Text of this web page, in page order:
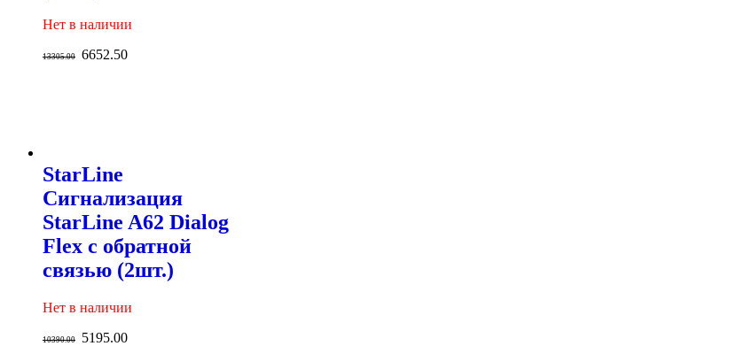
Нет в наличии
13305.00 6652.50
StarLine
Сигнализация
StarLine A62 Dialog
Flex с обратной
связью (2шт.)
Нет в наличии
10390.00 5195.00